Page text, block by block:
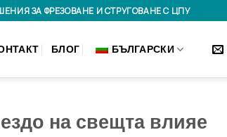
ЗА ФРЕЗОВАНЕ И СТРУГОВАНЕ С ЦПУ
БЛОГ БЪЛГАРСКИ
на свещта влияе